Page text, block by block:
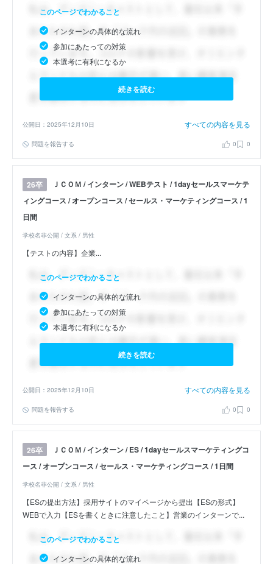
このページでわかること
インターンの具体的な流れ
参加にあたっての対策
本選考に有利になるか
続きを読む
公開日：2025年12月10日 すべての内容を見る
問題を報告する 0 0
26卒
ＪＣＯＭ / インターン / WEBテスト / 1dayセールスマーケテ
ィングコース / オープンコース / セールス・マーケティングコース / 1
日間
学校名非公開 / 文系 / 男性
【テストの内容】企業...
このページでわかること
インターンの具体的な流れ
参加にあたっての対策
本選考に有利になるか
続きを読む
公開日：2025年12月10日 すべての内容を見る
問題を報告する 0 0
26卒
ＪＣＯＭ / インターン / ES / 1dayセールスマーケティングコ
ース / オープンコース / セールス・マーケティングコース / 1日間
学校名非公開 / 文系 / 男性
【ESの提出方法】採用サイトのマイページから提出【ESの形式】
WEBで入力【ESを書くときに注意したこと】営業のインターンで...
このページでわかること
インターンの具体的な流れ